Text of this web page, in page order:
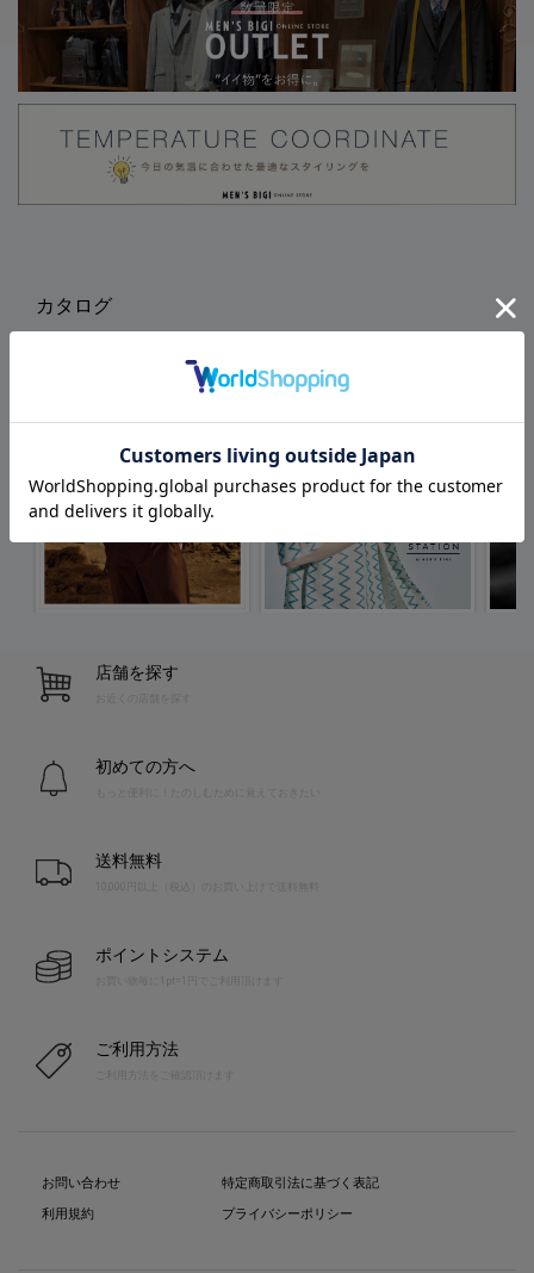
カタログ
店舗を探す
お近くの店舗を探す
初めての方へ
送料無料
10,000円以上（税込）のお買い上げで送料無料
ポイントシステム
お買い物毎に1pt=1円でご利用頂けます
ご利用方法
お問い合わせ
利用規約
特定商取引法に基づく表記
プライバシーポリシー